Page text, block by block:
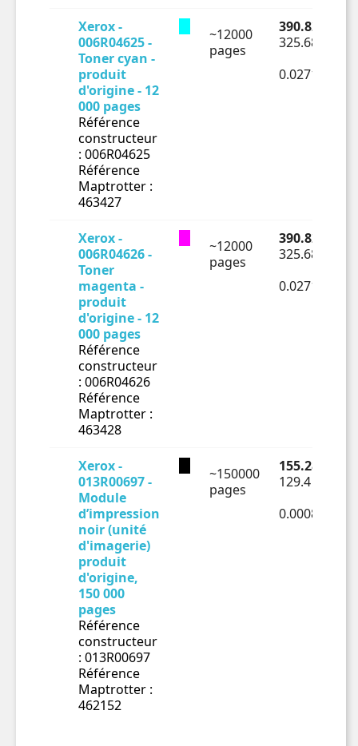
Xerox -
006R04625 -
Toner cyan -
produit
d'origine - 12
000 pages
Référence
constructeur
: 006R04625
Référence
Maptrotter :
463427
~12000
pages
390.82 € TTC
325.68 € HT
0.02714€
Xerox -
006R04626 -
Toner
magenta -
produit
d'origine - 12
000 pages
Référence
constructeur
: 006R04626
Référence
Maptrotter :
463428
~12000
pages
390.82 € TTC
325.68 € HT
0.02714€
Xerox -
013R00697 -
Module
d’impression
noir (unité
d'imagerie)
produit
d'origine,
150 000
pages
Référence
constructeur
: 013R00697
Référence
Maptrotter :
462152
~150000
pages
155.28 € TTC
129.4 € HT
0.00086€